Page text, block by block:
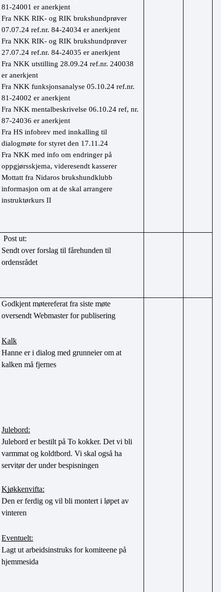
81-24001 er anerkjent
Fra NKK RIK- og RIK brukshundprøver
07.07.24 ref.nr. 84-24034 er anerkjent
Fra NKK RIK- og RIK brukshundprøver
27.07.24 ref.nr. 84-24035 er anerkjent
Fra NKK utstilling 28.09.24 ref.nr. 240038
er anerkjent
Fra NKK funksjonsanalyse 05.10.24 ref.nr.
81-24002 er anerkjent
Fra NKK mentalbeskrivelse 06.10.24 ref, nr.
87-24036 er anerkjent
Fra HS infobrev med innkalling til
dialogmøte for styret den 17.11.24
Fra NKK med info om endringer på
oppgjørsskjema, videresendt kasserer
Mottatt fra Nidaros brukshundklubb
informasjon om at de skal arrangere
instruktørkurs II
Post ut:
Sendt over forslag til fårehunden til
ordensrådet
Godkjent møtereferat fra siste møte
oversendt Webmaster for publisering
Kalk
Hanne er i dialog med grunneier om at
kalken må fjernes
Julebord:
Julebord er bestilt på To kokker. Det vi bli
varmmat og koldtbord. Vi skal også ha
servitør der under bespisningen
Kjøkkenvifta:
Den er ferdig og vil bli montert i løpet av
vinteren
Eventuelt:
Lagt ut arbeidsinstruks for komiteene på
hjemmesida